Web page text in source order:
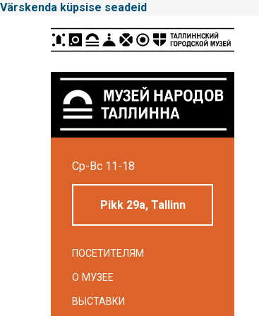
Värskenda küpsise seadeid
Linnamuuseum
Peamenüü
Ср-Вс 11-18
Pikk 29a, Tallinn
ПОСЕТИТЕЛЯМ
О МУЗЕЕ
ВЫСТАВКИ